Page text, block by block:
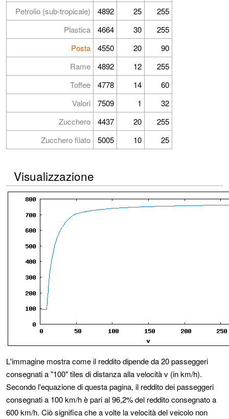
Petrolio (sub-tropicale) 4892 25
255
Plastica
4664 30
255
Posta
4550 20
90
Rame
4892 12
255
Toffee
4778 14
60
Valori
7509 1
32
Zucchero
4437 20
255
Zucchero filato
5005 10 25
Visualizzazione
L'immagine mostra come il reddito dipende da 20 passeggeri
consegnati a "100" tiles di distanza alla velocità v (in km/h).
Secondo l'equazione di questa pagina, il reddito dei passeggeri
consegnati a 100 km/h è pari al 96,2% del reddito consegnato a
600 km/h. Ciò significa che a volte la velocità del veicolo non